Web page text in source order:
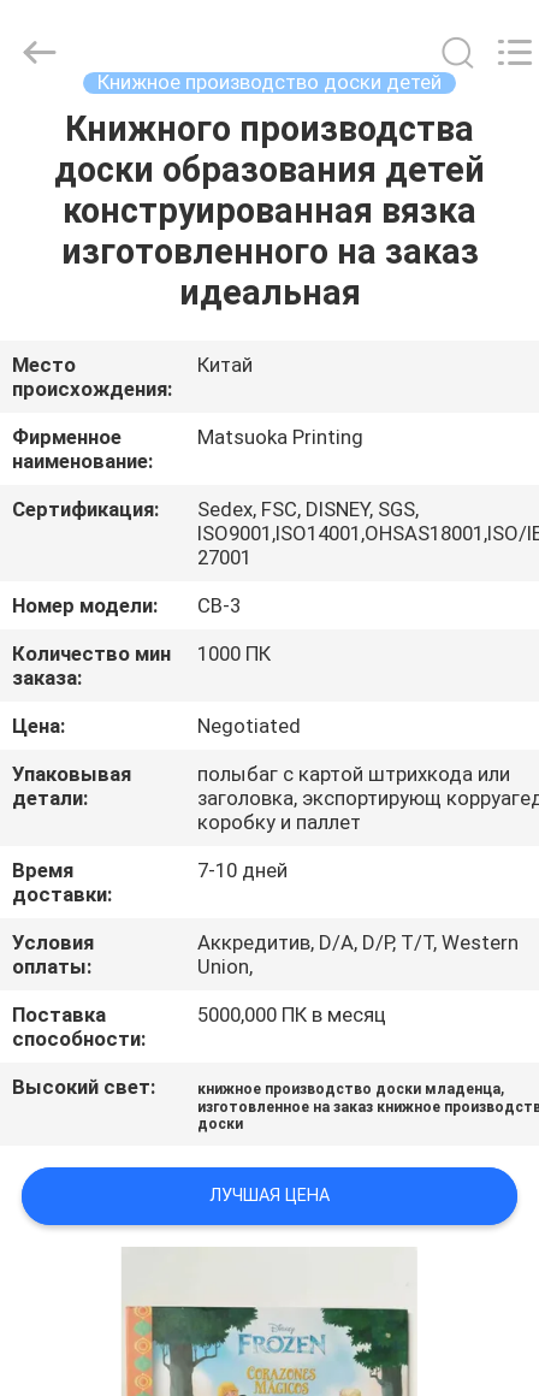
ДОМ
ПРОДУКТЫ
ПУТЕШЕСТВИЕ
ФАБРИКИ
ПРОВЕРКА
СВЯЖИТЕСЬ
МЫ
ЦИТАТУ
КАРТА
САЙТА
POLICY
printing
co.,LTD.
Книжное производство доски детей
Книжного производства
доски образования детей
конструированная вязка
изготовленного на заказ
идеальная
Место
происхождения:
Китай
Фирменное
наименование:
Matsuoka Printing
Сертификация:
Sedex, FSC, DISNEY, SGS,
ISO9001,ISO14001,OHSAS18001,ISO/
27001
Номер модели:
СВ-3
Количество мин
заказа:
1000 ПК
Цена:
Negotiated
Упаковывая
детали:
полыбаг с картой штрихкода или
заголовка, экспортирующ
коробку и паллет
Время
доставки:
7-10 дней
Условия
оплаты:
Аккредитив, D/A, D/P, T/T, Western
Union,
Поставка
способности:
5000,000 ПК в месяц
Высокий свет: книжное производство доски младенца,
изготовленное на заказ книжное
доски
ЛУЧШАЯ ЦЕНА